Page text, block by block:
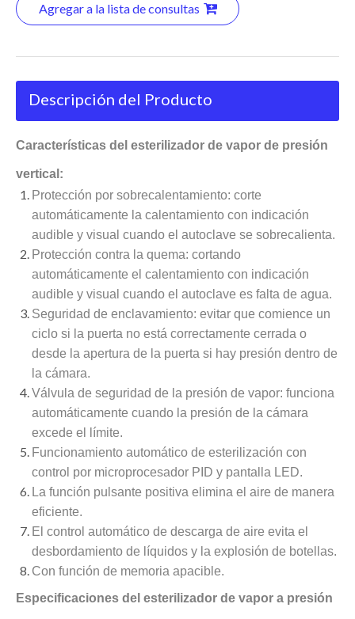
Agregar a la lista de consultas
Descripción del Producto
Características del esterilizador de vapor de presión
vertical:
Protección por sobrecalentamiento: corte
automáticamente la calentamiento con indicación
audible y visual cuando el autoclave se sobrecalienta.
Protección contra la quema: cortando
automáticamente el calentamiento con indicación
audible y visual cuando el autoclave es falta de agua.
Seguridad de enclavamiento: evitar que comience un
ciclo si la puerta no está correctamente cerrada o
desde la apertura de la puerta si hay presión dentro de
la cámara.
Válvula de seguridad de la presión de vapor: funciona
automáticamente cuando la presión de la cámara
excede el límite.
Funcionamiento automático de esterilización con
control por microprocesador PID y pantalla LED.
La función pulsante positiva elimina el aire de manera
eficiente.
El control automático de descarga de aire evita el
desbordamiento de líquidos y la explosión de botellas.
Con función de memoria apacible.
Especificaciones del esterilizador de vapor a presión